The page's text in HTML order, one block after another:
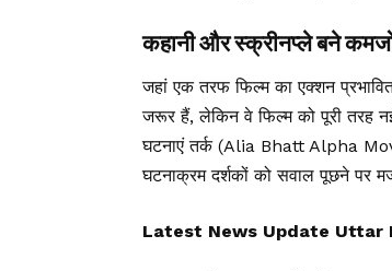
कहानी और स्क्रीनप्ले बने
जहां एक तरफ फिल्म का एक्शन
जरूर हैं, लेकिन वे फिल्म को पूरी तरह
घटनाएं तर्क (Alia Bhatt Alpha
घटनाक्रम दर्शकों को सवाल पूछने पर
Latest News Update Uttar